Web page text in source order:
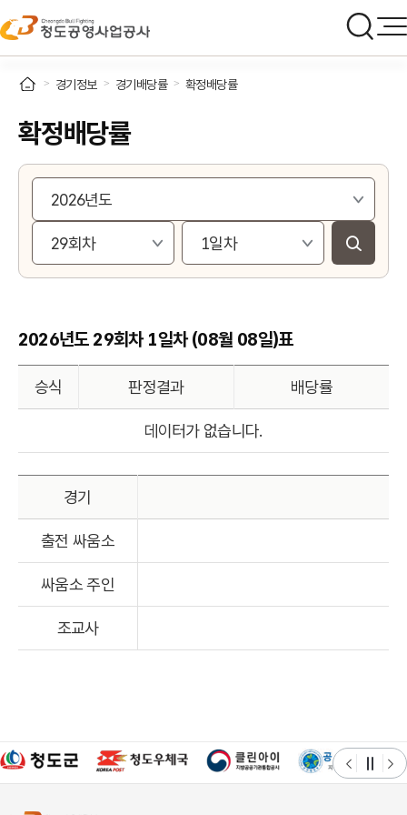
경기정보 경기배당률 확정배당률
확정배당률
2026년도 29회차 1일차 (08월 08일)표
승식 판정결과 배당률
데이터가 없습니다.
경기
출전 싸움소
싸움소 주인
조교사